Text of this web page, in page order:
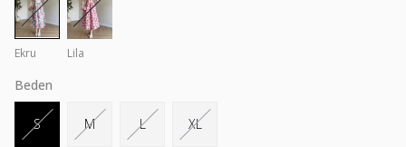
Ekru Lila
Beden
S M L XL